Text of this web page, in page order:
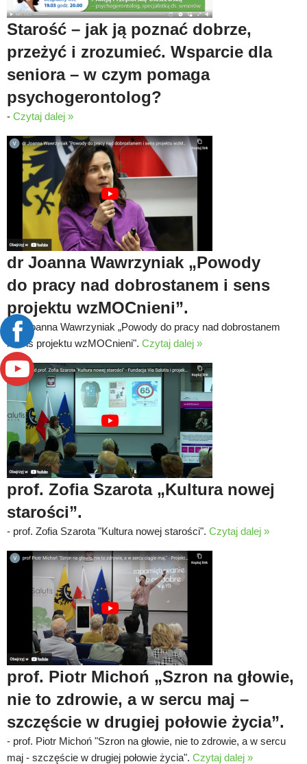
Starość – jak ją poznać dobrze,
przeżyć i zrozumieć. Wsparcie dla
seniora – w czym pomaga
psychogerontolog?
- Czytaj dalej »
dr Joanna Wawrzyniak „Powody
do pracy nad dobrostanem i sens
projektu wzMOCnieni”.
dr Joanna Wawrzyniak „Powody do pracy nad dobrostanem
i sens projektu wzMOCnieni". Czytaj dalej »
prof. Zofia Szarota „Kultura nowej
starości”.
- prof. Zofia Szarota "Kultura nowej starości". Czytaj dalej »
prof. Piotr Michoń „Szron na głowie,
nie to zdrowie, a w sercu maj –
szczęście w drugiej połowie życia”.
- prof. Piotr Michoń "Szron na głowie, nie to zdrowie, a w sercu
maj - szczęście w drugiej połowie życia". Czytaj dalej »